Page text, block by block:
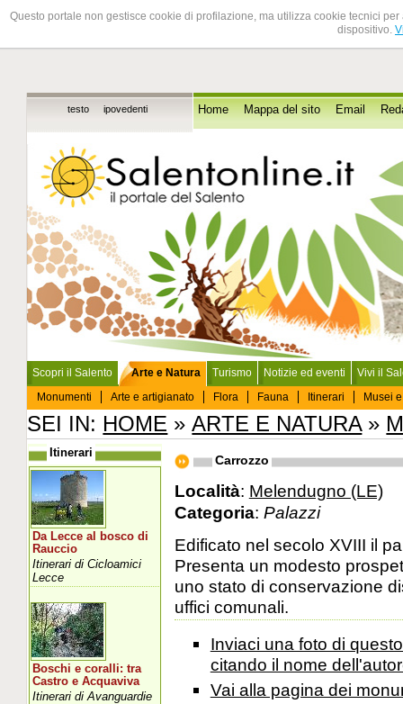
Questo portale non gestisce cookie di profilazione, ma utilizza cookie tecnici
dispositivo.
testo ipovedenti Home Mappa del sito Email
Scopri il Salento
Arte e Natura
Monumenti
Arte e artigianato Flora Fauna Itinerari Musei
Turismo Notizie ed eventi Vivi il
SEI IN: HOME »ARTE E NATURA»
Carrozzo
Località: Melendugno (LE)
Categoria: Palazzi
Edificato nel secolo XVIII il
Presenta un modesto
uno stato di conservazione
uffici comunali.
Inviaci una foto di
citando il nome
Vai alla pagina dei
Itinerari
Da Lecce al bosco di
Rauccio
Itinerari di Cicloamici
Lecce
Boschi e coralli: tra
Castro e Acquaviva
Itinerari di Avanguardie